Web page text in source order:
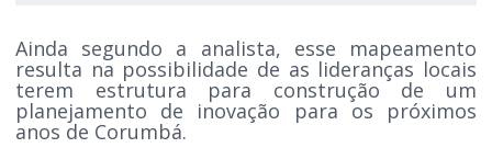
Ainda segundo a analista, esse mapeamento
resulta na possibilidade de as lideranças locais
terem estrutura para construção de um
planejamento de inovação para os próximos
anos de Corumbá.